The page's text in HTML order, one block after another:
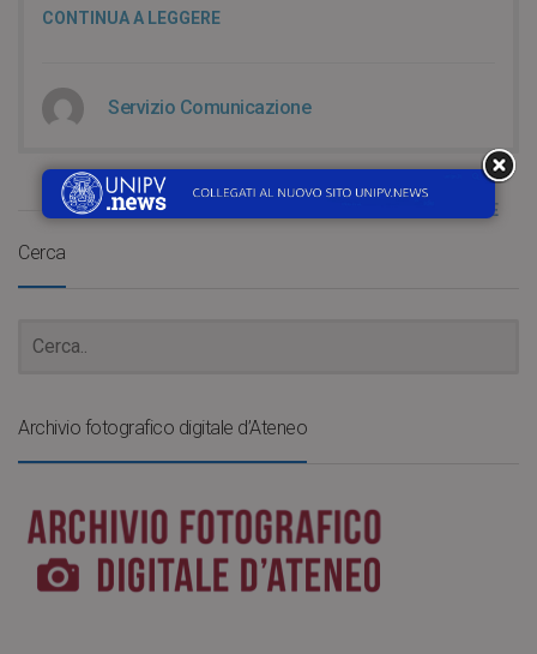
CONTINUA A LEGGERE
Servizio Comunicazione
LOAD MORE
Cerca
Archivio fotografico digitale d’Ateneo